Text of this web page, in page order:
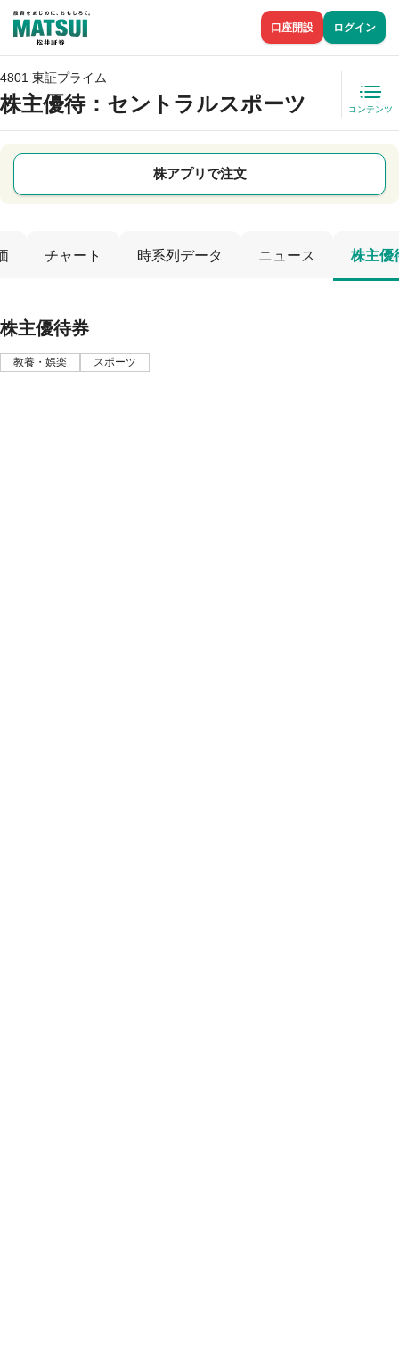
口座開設 ログイン
4801 東証プライム
株主優待：セントラルスポーツ コンテンツ
株アプリで注文
チャート 時系列データ ニュース 株主優
株主優待券
教養・娯楽 スポーツ